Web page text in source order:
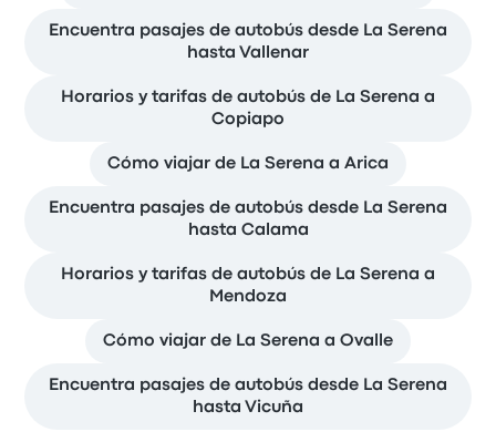
Encuentra pasajes de autobús desde La Serena
hasta Vallenar
Horarios y tarifas de autobús de La Serena a
Copiapo
Cómo viajar de La Serena a Arica
Encuentra pasajes de autobús desde La Serena
hasta Calama
Horarios y tarifas de autobús de La Serena a
Mendoza
Cómo viajar de La Serena a Ovalle
Encuentra pasajes de autobús desde La Serena
hasta Vicuña